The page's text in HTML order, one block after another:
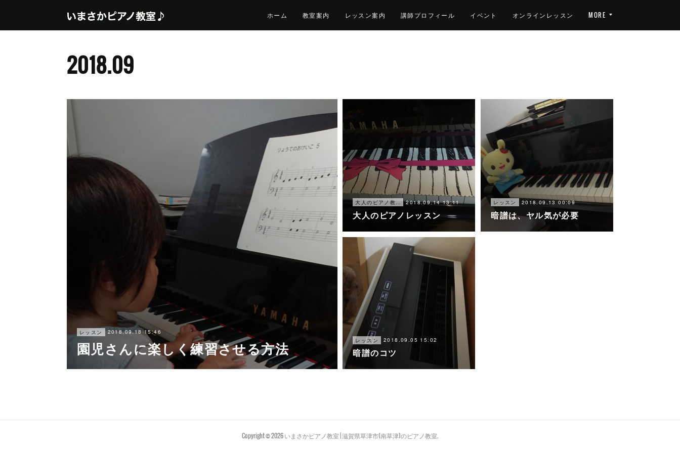
ホーム 教室案内 レッスン案内 講師プロフィール イベント オンラインレッスン MORE
2018.09
レッスン 2018.09.18 15:46
園児さんに楽しく練習させる方法
大人のピアノ教室 2018.09.14 13:11
大人のピアノレッスン
レッスン 2018.09.13 00:09
暗譜は、ヤル気が必要
レッスン 2018.09.05 15:02
暗譜のコツ
Copyright ©2026いまさかピアノ教室 | 滋賀県草津市(南草津)のピアノ教室.